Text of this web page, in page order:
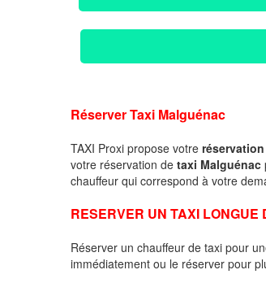
Réserver Taxi Malguénac
TAXI Proxi propose votre
votre réservation de taxi Malguénac
chauffeur qui correspond à votre
RESERVER UN TAXI
Réserver un chauffeur de taxi pour
immédiatement ou le réserver pour